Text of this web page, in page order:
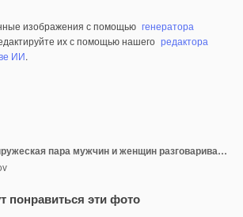
изображения с помощью генератора
их с помощью нашего редактора
ИИ.
Молодая супружеская пара мужчин и женщин разговаривает с психологом на сеансе терапии. Психология.
понравиться эти фото